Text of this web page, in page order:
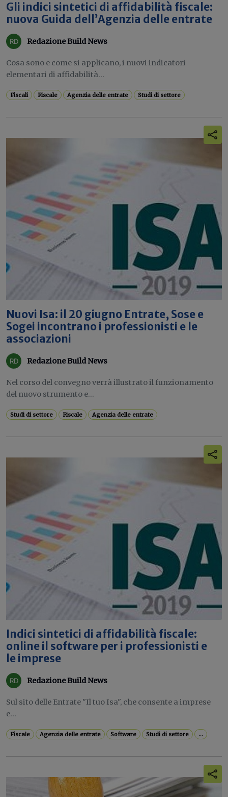
Gli indici sintetici di affidabilità fiscale:
nuova Guida dell’Agenzia delle entrate
Redazione Build News
Cosa sono e come si applicano, i nuovi indicatori
elementari di affidabilità...
Fiscali Fiscale Agenzia delle entrate Studi di settore
Nuovi Isa: il 20 giugno Entrate, Sose e
Sogei incontrano i professionisti e le
associazioni
Redazione Build News
Nel corso del convegno verrà illustrato il funzionamento
del nuovo strumento e...
Studi di settore Fiscale Agenzia delle entrate
Indici sintetici di affidabilità fiscale:
online il software per i professionisti e
le imprese
Redazione Build News
Sul sito delle Entrate "Il tuo Isa", che consente a imprese
e...
Fiscale Agenzia delle entrate Software Studi di settore ...